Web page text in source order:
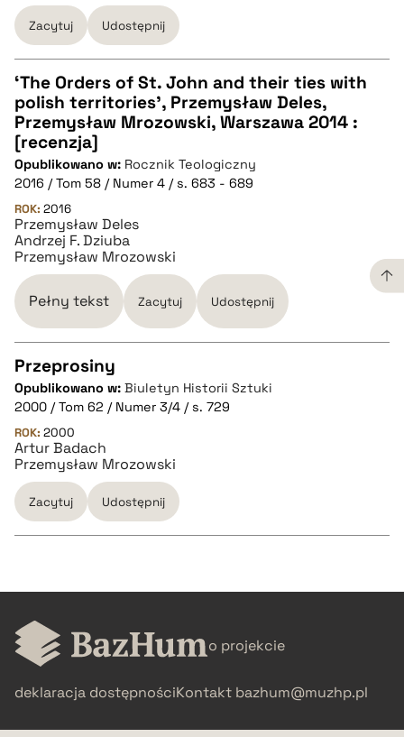
Zacytuj Udostępnij
CZYSTY TEKST
pobierz cytat
BIBTEX
pobierz cytat
‘The Orders of St. John and their ties with
polish territories’, Przemysław Deles,
Przemysław Mrozowski, Warszawa 2014 :
[recenzja]
Opublikowano w: Rocznik Teologiczny
2016 / Tom 58 / Numer 4 / s. 683 - 689
ROK: 2016
Przemysław Deles
Andrzej F. Dziuba
Przemysław Mrozowski
Pełny tekst Zacytuj Udostępnij
CZYSTY TEKST
pobierz cytat
BIBTEX
Przeprosiny
Opublikowano w: Biuletyn Historii Sztuki
2000 / Tom 62 / Numer 3/4 / s. 729
ROK: 2000
Artur Badach
Przemysław Mrozowski
Zacytuj Udostępnij
CZYSTY TEKST
pobierz cytat
BIBTEX
o projekcie
deklaracja dostępnościKontakt bazhum@muzhp.pl